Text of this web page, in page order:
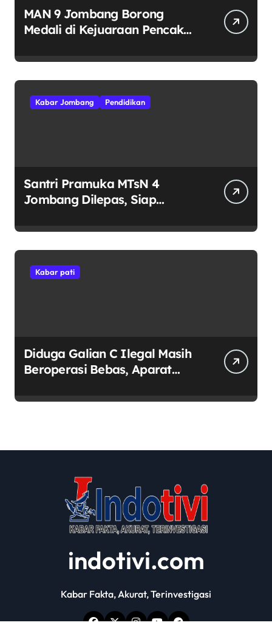
MAN 9 Jombang Borong
Medali di Kejuaraan Pencak
Kabar Jombang Pendidikan
Santri Pramuka MTsN 4
Jombang Dilepas, Siap
Jambore Nasional Cibubur
Kabar pati
Diduga Galian C Ilegal Masih
Beroperasi Bebas, Aparat
indotivi.com
Kabar Fakta, Akurat, Terinvestigasi